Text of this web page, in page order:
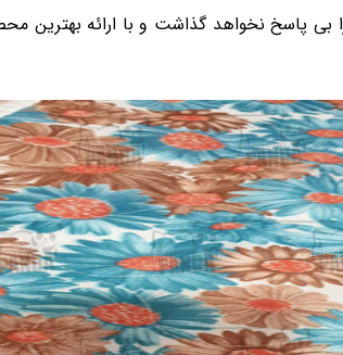
را بی پاسخ نخواهد گذاشت و با ارائه